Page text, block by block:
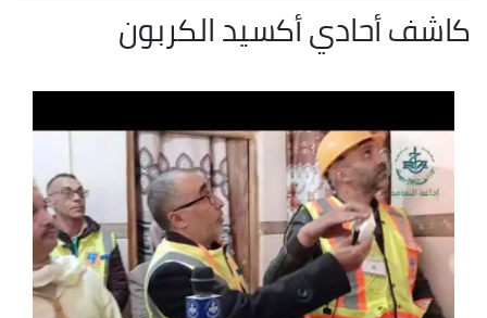
كاشف أحادي أكسيد الكربون